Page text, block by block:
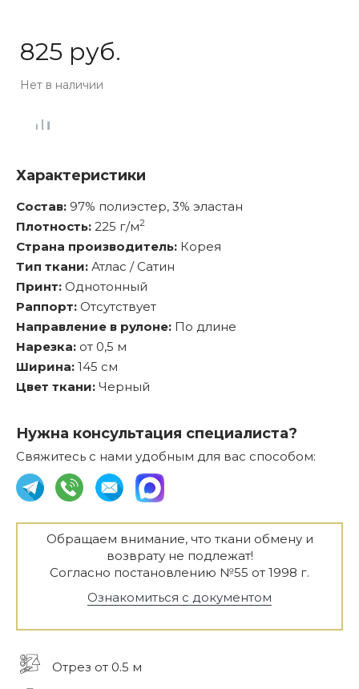
825 руб.
Нет в наличии
Характеристики
Состав: 97% полиэстер, 3% эластан
Плотность: 225 г/м2
Страна производитель: Корея
Тип ткани: Атлас / Сатин
Принт: Однотонный
Раппорт: Отсутствует
Направление в рулоне: По длине
Нарезка: от 0,5 м
Ширина: 145 см
Цвет ткани: Черный
Нужна консультация специалиста?
Свяжитесь с нами удобным для вас способом:
Обращаем внимание, что ткани обмену и
возврату не подлежат!
Согласно постановлению №55 от 1998 г.
Ознакомиться с документом
Отрез от 0.5 м